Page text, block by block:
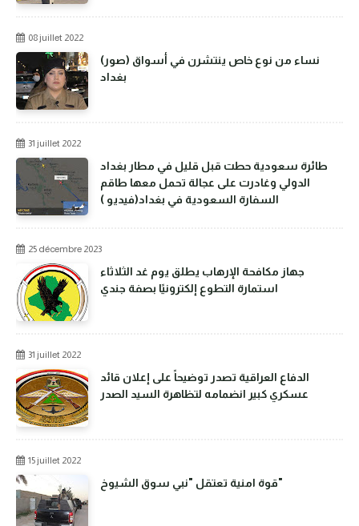
08 juillet 2022
(صور) نساء من نوع خاص ينتشرن في أسواق
بغداد
31 juillet 2022
طائرة سعودية حطت قبل قليل في مطار بغداد
الدولي وغادرت على عجالة تحمل معها طاقم
السفارة السعودية في بغداد(فيديو )
25 décembre 2023
جهاز مكافحة الإرهاب يطلق يوم غد الثلاثاء
استمارة التطوع إلكترونيًا بصفة جندي
31 juillet 2022
الدفاع العراقية تصدر توضيحاً على إعلان قائد
عسكري كبير انضمامه لتظاهرة السيد الصدر
15 juillet 2022
قوة امنية تعتقل "نبي سوق الشيوخ"